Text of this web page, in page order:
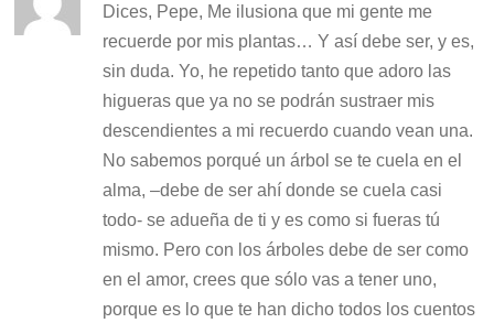
Dices, Pepe, Me ilusiona que mi gente me
recuerde por mis plantas… Y así debe ser, y es,
sin duda. Yo, he repetido tanto que adoro las
higueras que ya no se podrán sustraer mis
descendientes a mi recuerdo cuando vean una.
No sabemos porqué un árbol se te cuela en el
alma, –debe de ser ahí donde se cuela casi
todo- se adueña de ti y es como si fueras tú
mismo. Pero con los árboles debe de ser como
en el amor, crees que sólo vas a tener uno,
porque es lo que te han dicho todos los cuentos